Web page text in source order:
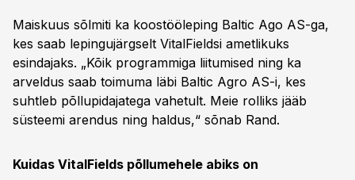
Maiskuus sõlmiti ka koostööleping Baltic Ago AS-ga,
kes saab lepingujärgselt VitalFieldsi ametlikuks
esindajaks. „Kõik programmiga liitumised ning ka
arveldus saab toimuma läbi Baltic Agro AS-i, kes
suhtleb põllupidajatega vahetult. Meie rolliks jääb
süsteemi arendus ning haldus,“ sõnab Rand.
Kuidas VitalFields põllumehele abiks on